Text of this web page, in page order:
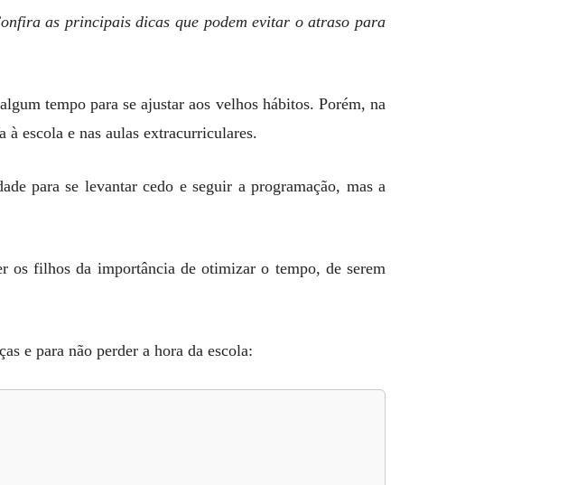
as principais dicas que podem evitar o atraso para
tempo para se ajustar aos velhos hábitos. Porém, na
à escola e nas aulas extracurriculares.
para se levantar cedo e seguir a programação, mas a
os filhos da importância de otimizar o tempo, de serem
e para não perder a hora da escola: